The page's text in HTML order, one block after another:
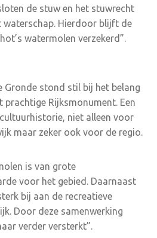
de stuw en het stuwrecht
waterschap. Hierdoor blijft de
watermolen verzekerd”.
Gronde stond stil bij het belang
Rijksmonument. Een
niet alleen voor
maar zeker ook voor de regio.
is van grote
voor het gebied. Daarnaast
bij aan de recreatieve
Door deze samenwerking
verder versterkt”.